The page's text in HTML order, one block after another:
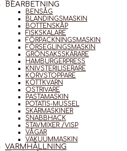
BEARBETNING
BENSÅG
BLANDINGSMASKIN
BOTTENSKÅP
FISKSKALARE
FÖRPACKNINGSMASKIN
FÖRSEGLINGSMASKIN
GRÖNSAKSSKÄRARE
HAMBURGERPRESS
KNIVSTERILISERARE
KORVSTOPPARE
KÖTTKVARN
OSTRIVARE
PASTAMASKIN
POTATIS-MUSSEL
SKÄRMASKINER
SNABBHACK
STAVMIXER /VISP
VÅGAR
VAKUUMMASKIN
VARMHÅLLNING